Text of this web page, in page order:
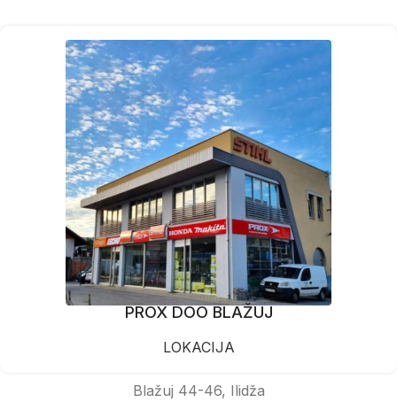
PROX DOO BLAŽUJ
LOKACIJA
Blažuj 44-46, Ilidža